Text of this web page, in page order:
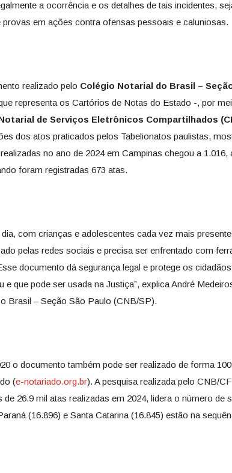
a ocorrência e os detalhes de tais incidentes,
provas em ações contra ofensas pessoais e caluniosas.
realizado pelo Colégio Notarial do Brasil –
representa os Cartórios de Notas do Estado -, por
de Serviços Eletrônicos Compartilhados
dos atos praticados pelos Tabelionatos paulistas,
no ano de 2024 em Campinas chegou a
foram registradas 673 atas.
dia, com crianças e adolescentes cada vez mais
pelas redes sociais e precisa ser enfrentado com
documento dá segurança legal e protege os
e que pode ser usada na Justiça”, explica André
Brasil – Seção São Paulo (CNB/SP).
o documento também pode ser realizado de forma
(e-notariado.org.br). A pesquisa realizada pelo CNB/
de 26.9 mil atas realizadas em 2024, lidera o número de
(16.896) e Santa Catarina (16.845) estão na